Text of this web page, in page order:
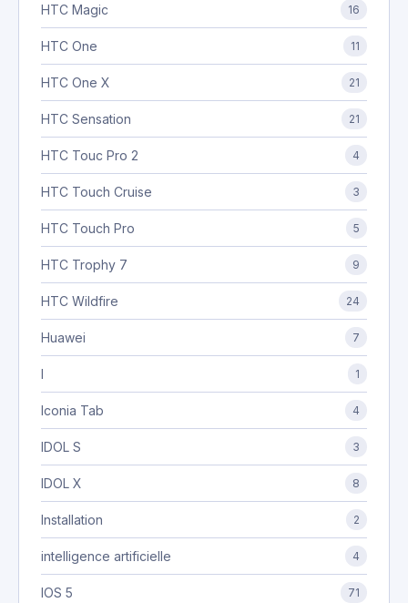
HTC Magic 16
HTC One 11
HTC One X 21
HTC Sensation 21
HTC Touc Pro 2 4
HTC Touch Cruise 3
HTC Touch Pro 5
HTC Trophy 7 9
HTC Wildfire 24
Huawei 7
I 1
Iconia Tab 4
IDOL S 3
IDOL X 8
Installation 2
intelligence artificielle 4
IOS 5 71